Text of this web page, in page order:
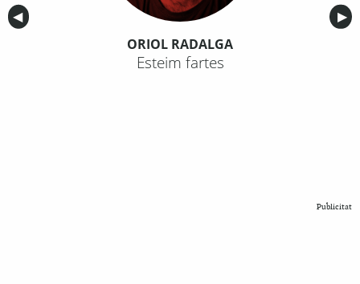
Anterior
◀︎ ▶︎
ORIOL RADALGA
Esteim fartes
Publicitat